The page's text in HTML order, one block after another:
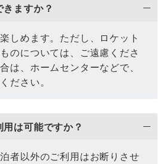
ますか？
しめます。ただし、ロケット
のについては、ご遠慮くださ
は、ホームセンターなどで、
ださい。
は可能ですか？
者以外のご利用はお断りさせ